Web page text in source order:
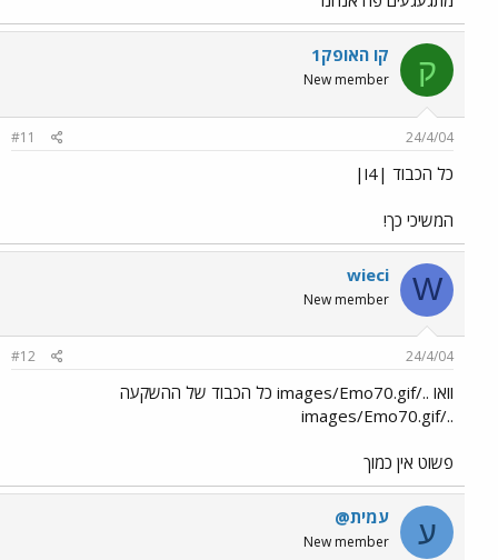
ק קו האופק1
New member
24/4/04
#11
כל הכבוד |4ו|
המשיכי כך!
W
wieci
New member
24/4/04
#12
וואו ../images/Emo70.gif כל הכבוד של ההשקעה
../images/Emo70.gif
פשוט אין כמוך
ע עמית@
New member